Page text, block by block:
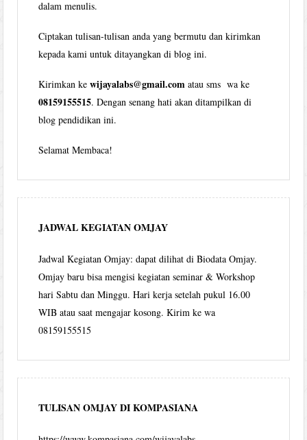
dalam menulis.
Ciptakan tulisan-tulisan anda yang bermutu dan kirimkan
kepada kami untuk ditayangkan di blog ini.
Kirimkan kewijayalabs@gmail.com atau sms wa ke
08159155515. Dengan senang hati akan ditampilkan di
blog pendidikan ini.
Selamat Membaca!
JADWAL KEGIATAN OMJAY
Jadwal Kegiatan Omjay: dapat dilihat di Biodata Omjay.
Omjay baru bisa mengisi kegiatan seminar & Workshop
hari Sabtu dan Minggu. Hari kerja setelah pukul 16.00
WIB atau saat mengajar kosong. Kirim ke wa
08159155515
TULISAN OMJAY DI KOMPASIANA